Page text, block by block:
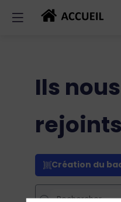
Ils
Création du